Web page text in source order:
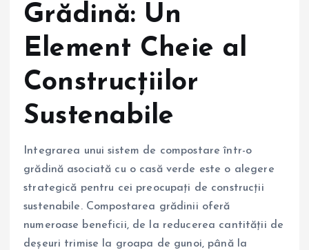
Grădină: Un
Element Cheie al
Construcțiilor
Sustenabile
Integrarea unui sistem de compostare într-o
grădină asociată cu o casă verde este o alegere
strategică pentru cei preocupați de construcții
sustenabile. Compostarea grădinii oferă
numeroase beneficii, de la reducerea cantității de
deșeuri trimise la groapa de gunoi, până la